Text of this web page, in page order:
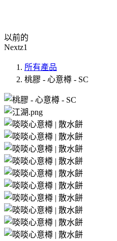
以前的
Nextz1
所有產品
桃膠 - 心意樽 - SC